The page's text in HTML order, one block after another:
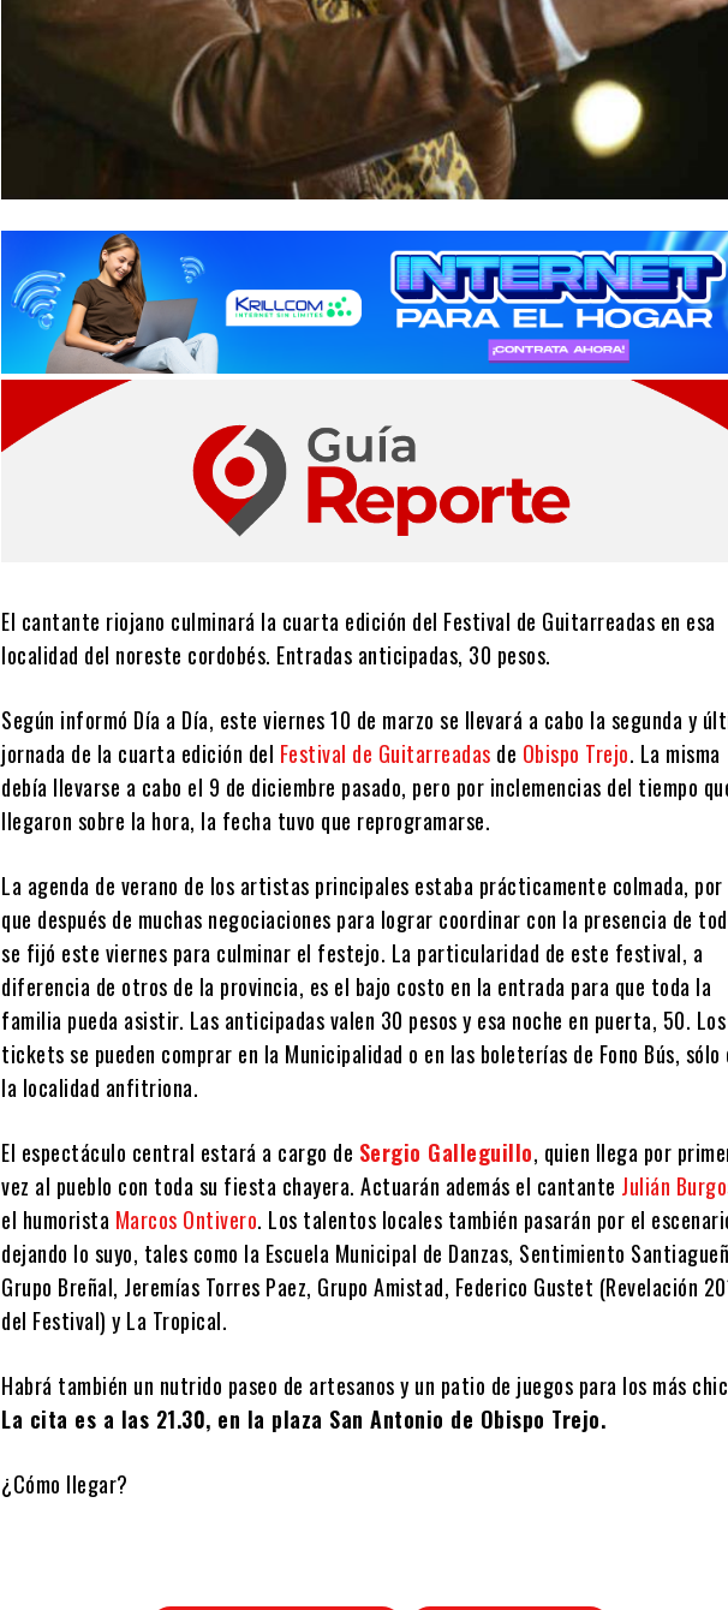
El cantante riojano culminará la cuarta edición del Festival de Guitarreadas en esa
localidad del noreste cordobés. Entradas anticipadas, 30 pesos.
Según informó Día a Día, este viernes 10 de marzo se llevará a cabo la segunda y
jornada de la cuarta edición del Festival de Guitarreadas de Obispo Trejo. La misma
debía llevarse a cabo el 9 de diciembre pasado, pero por inclemencias del tiempo
llegaron sobre la hora, la fecha tuvo que reprogramarse.
La agenda de verano de los artistas principales estaba prácticamente colmada, por
que después de muchas negociaciones para lograr coordinar con la presencia de
se fijó este viernes para culminar el festejo. La particularidad de este festival, a
diferencia de otros de la provincia, es el bajo costo en la entrada para que toda la
familia pueda asistir. Las anticipadas valen 30 pesos y esa noche en puerta, 50. Los
tickets se pueden comprar en la Municipalidad o en las boleterías de Fono Bús, sólo
la localidad anfitriona.
El espectáculo central estará a cargo de Sergio Galleguillo, quien llega por
vez al pueblo con toda su fiesta chayera. Actuarán además el cantante Julián
el humorista Marcos Ontivero. Los talentos locales también pasarán por el
dejando lo suyo, tales como la Escuela Municipal de Danzas, Sentimiento
Grupo Breñal, Jeremías Torres Paez, Grupo Amistad, Federico Gustet (Revelación
del Festival) y La Tropical.
Habrá también un nutrido paseo de artesanos y un patio de juegos para los más
La cita es a las 21.30, en la plaza San Antonio de Obispo Trejo.
¿Cómo llegar?